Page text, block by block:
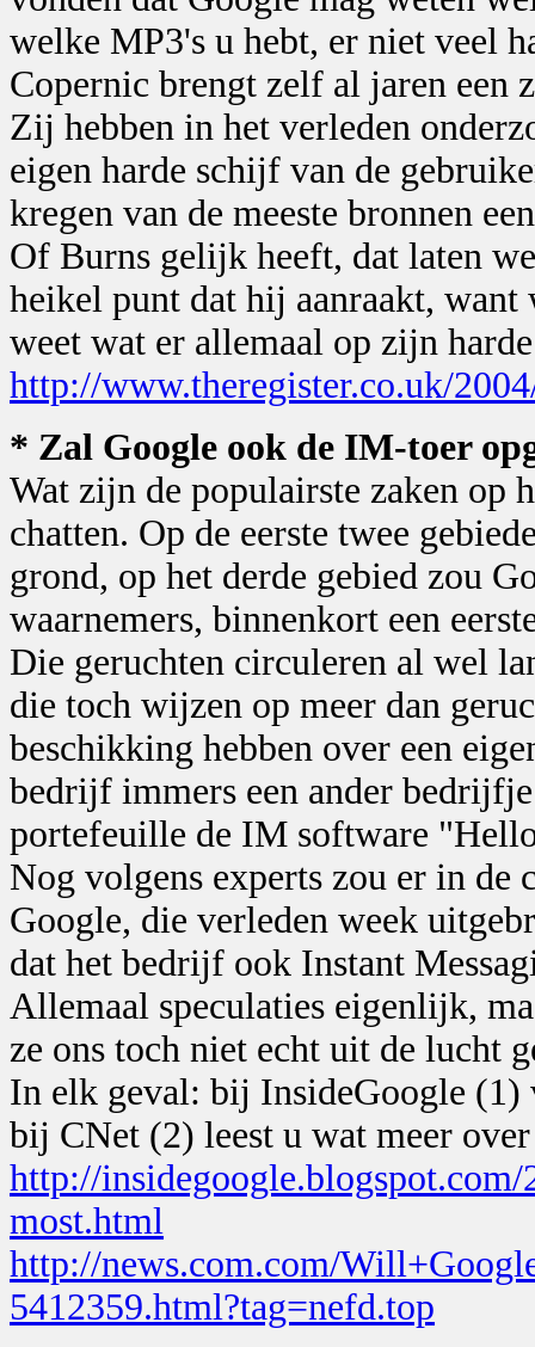
welke MP3's u hebt, er niet veel
Copernic brengt zelf al jaren een
Zij hebben in het verleden
eigen harde schijf van de
kregen van de meeste bronnen
Of Burns gelijk heeft, dat laten
heikel punt dat hij aanraakt,
weet wat er allemaal op zijn
http://www.theregister.co.uk/
* Zal Google ook de IM-toer
Wat zijn de populairste zaken op
chatten. Op de eerste twee
grond, op het derde gebied zou
waarnemers, binnenkort een
Die geruchten circuleren al wel
die toch wijzen op meer dan
beschikking hebben over een
bedrijf immers een ander
portefeuille de IM software
Nog volgens experts zou er in de
Google, die verleden week
dat het bedrijf ook Instant
Allemaal speculaties eigenlijk,
ze ons toch niet echt uit de lucht
In elk geval: bij InsideGoogle
bij CNet (2) leest u wat meer
http://
most.html
http://news.com.com/
5412359.html?tag=nefd.top